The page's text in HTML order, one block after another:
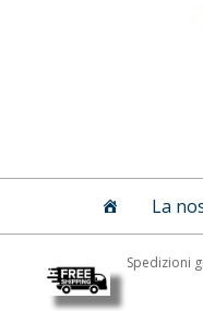
La
Spedizioni